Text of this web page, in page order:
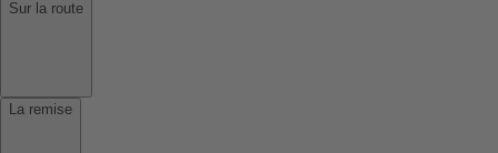
Sur la route
La remise